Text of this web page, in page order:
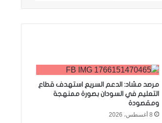
مرصد مشاد: الدعم السريع استهدف قطاع
التعليم في السودان بصورة ممنهجة
ومقصودة
8 أغسطس، 2026